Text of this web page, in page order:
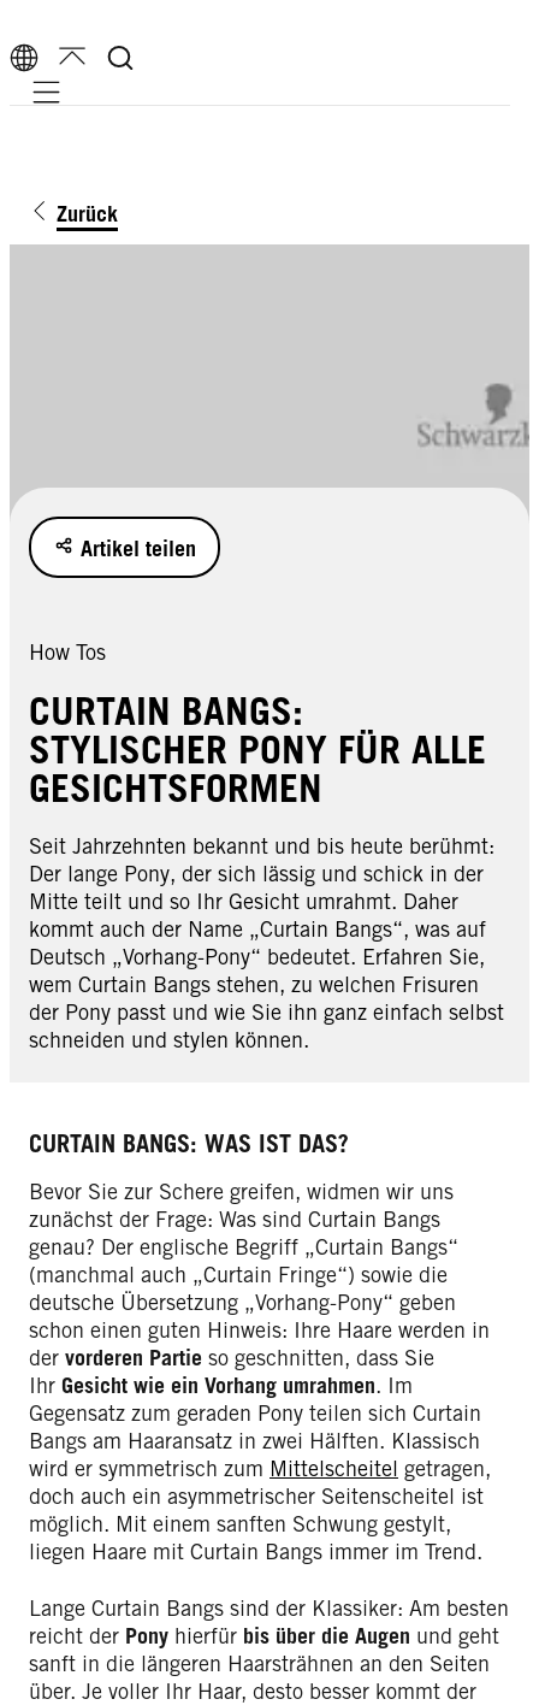
Mobile navigation
Zurück
Artikel teilen
How Tos
CURTAIN BANGS:
STYLISCHER PONY FÜR ALLE
GESICHTSFORMEN
Seit Jahrzehnten bekannt und bis heute berühmt:
Der lange Pony, der sich lässig und schick in der
Mitte teilt und so Ihr Gesicht umrahmt. Daher
kommt auch der Name „Curtain Bangs“, was auf
Deutsch „Vorhang-Pony“ bedeutet. Erfahren Sie,
wem Curtain Bangs stehen, zu welchen Frisuren
der Pony passt und wie Sie ihn ganz einfach selbst
schneiden und stylen können.
CURTAIN BANGS: WAS IST DAS?
Bevor Sie zur Schere greifen, widmen wir uns
zunächst der Frage: Was sind Curtain Bangs
genau? Der englische Begriff „Curtain Bangs“
(manchmal auch „Curtain Fringe“) sowie die
deutsche Übersetzung „Vorhang-Pony“ geben
schon einen guten Hinweis: Ihre Haare werden in
der vorderen Partie so geschnitten, dass Sie
Ihr Gesicht wie ein Vorhang umrahmen. Im
Gegensatz zum geraden Pony teilen sich Curtain
Bangs am Haaransatz in zwei Hälften. Klassisch
wird er symmetrisch zum Mittelscheitel getragen,
doch auch ein asymmetrischer Seitenscheitel ist
möglich. Mit einem sanften Schwung gestylt,
liegen Haare mit Curtain Bangs immer im Trend.
Lange Curtain Bangs sind der Klassiker: Am besten
reicht der Pony hierfür bis über die Augen und geht
sanft in die längeren Haarsträhnen an den Seiten
über. Je voller Ihr Haar, desto besser kommt der